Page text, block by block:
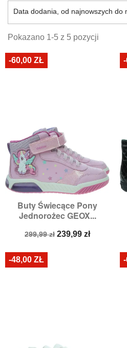
Data dodania, od najnowszych do
Pokazano 1-5 z 5 pozycji
Buty Świecące Pony
Jednorożec GEOX...
Cena
299,99 zł Cena
239,99 zł
-60,00 ZŁ
-48,00 ZŁ